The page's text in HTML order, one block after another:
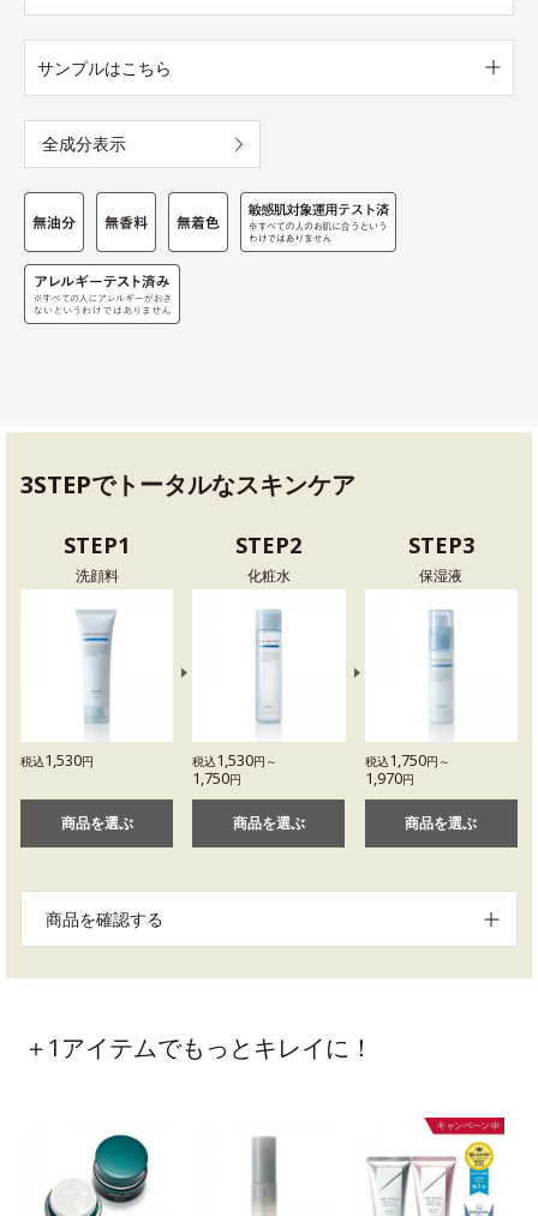
サンプルはこちら
全成分表示
3STEPでトータルなスキンケア
STEP1
洗顔料
税込1,530円
商品を選ぶ
STEP2
化粧水
税込1,530円～
1,750円
商品を選ぶ
STEP3
保湿液
税込1,750円～
1,970円
商品を選ぶ
商品を確認する
＋1アイテムでもっとキレイに！